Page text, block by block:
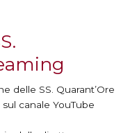
delle SS. Quarant’Ore
canale YouTube